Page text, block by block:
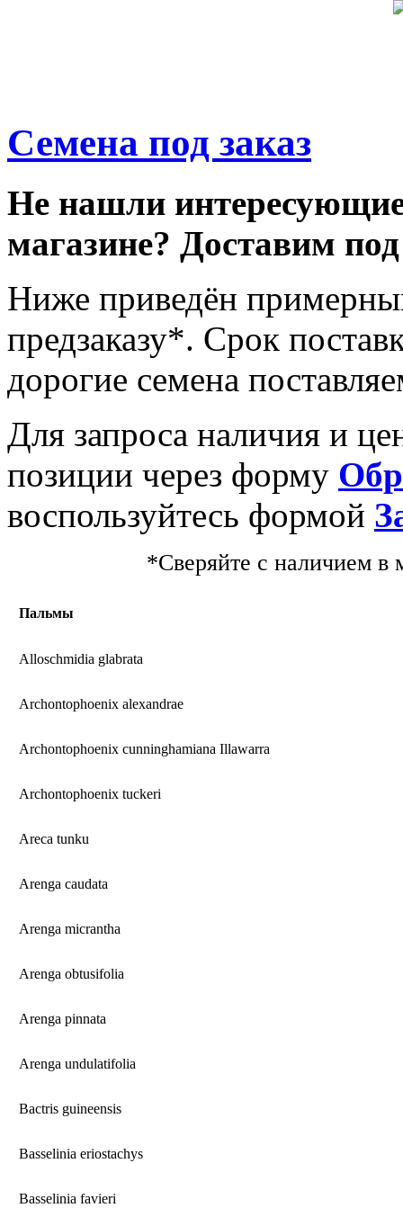
Семена под заказ
Не нашли
магазине? Доставим
Ниже приведён
предзаказу*. Срок
дорогие семена
Для запроса наличия и
позиции через форму
воспользуйтесь формой
*Сверяйте с наличием в
Пальмы
Alloschmidia glabrata
Archontophoenix alexandrae
Archontophoenix cunninghamiana Illawarra
Archontophoenix tuckeri
Areca tunku
Arenga caudata
Arenga micrantha
Arenga obtusifolia
Arenga pinnata
Arenga undulatifolia
Bactris guineensis
Basselinia eriostachys
Basselinia favieri